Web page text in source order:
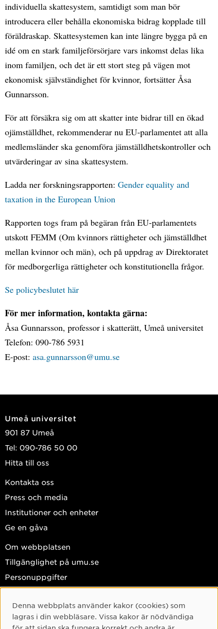
individuella skattesystem, samtidigt som man bör
introducera eller behålla ekonomiska bidrag kopplade till
föräldraskap. Skattesystemen kan inte längre bygga på en
idé om en stark familjeförsörjare vars inkomst delas lika
inom familjen, och det är ett stort steg på vägen mot
ekonomisk självständighet för kvinnor, fortsätter Åsa
Gunnarsson.
För att försäkra sig om att skatter inte bidrar till en ökad
ojämställdhet, rekommenderar nu EU-parlamentet att alla
medlemsländer ska genomföra jämställdhetskontroller och
utvärderingar av sina skattesystem.
Ladda ner forskningsrapporten: Gender equality and
taxation in the European Union
Rapporten togs fram på begäran från EU-parlamentets
utskott FEMM (Om kvinnors rättigheter och jämställdhet
mellan kvinnor och män), och på uppdrag av Direktoratet
för medborgerliga rättigheter och konstitutionella frågor.
Se policybeslutet här
För mer information, kontakta gärna:
Åsa Gunnarsson, professor i skatterätt, Umeå universitet
Telefon: 090-786 5931
E-post: asa.gunnarsson@umu.se
Umeå universitet
901 87 Umeå
Tel: 090-786 50 00
Hitta till oss
Kontakta oss
Press och media
Institutioner och enheter
Ge en gåva
Om webbplatsen
Tillgänglighet på umu.se
Personuppgifter
Facebook
Instagram
Cookie-samtycke
Denna webbplats använder kakor (cookies) som
lagras i din webbläsare. Vissa kakor är nödvändiga